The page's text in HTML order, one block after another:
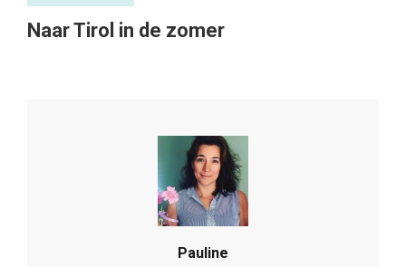
Naar Tirol in de zomer
Pauline